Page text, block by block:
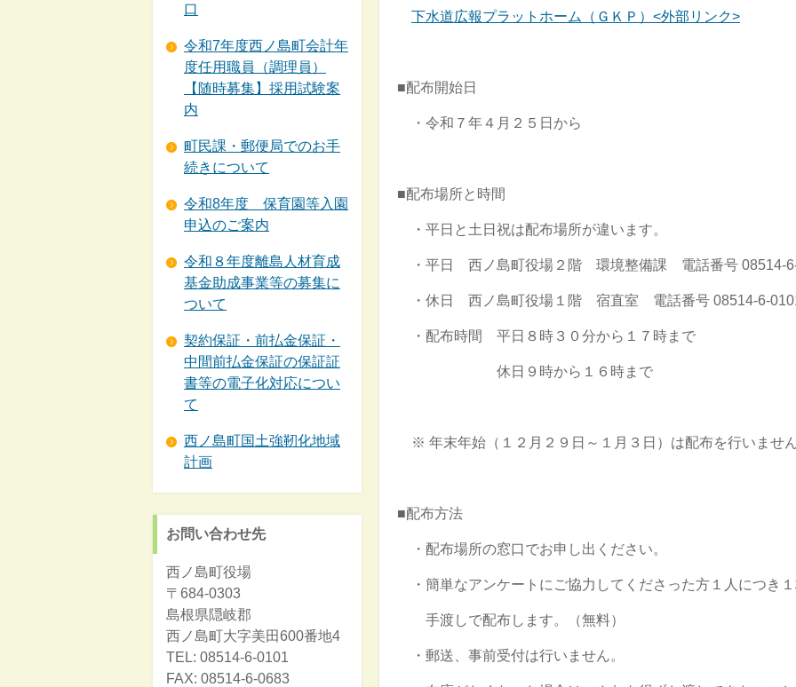
下水道広報プラットホーム（ＧＫＰ）<外部リンク>
■配布開始日
・令和７年４月２５日から
■配布場所と時間
・平日と土日祝は配布場所が違います。
・平日 西ノ島町役場２階 環境整備課 電話番号 08514-
・休日 西ノ島町役場１階 宿直室 電話番号 08514-6-
・配布時間 平日８時３０分から１７時まで
休日９時から１６時まで
※ 年末年始（１２月２９日～１月３日）は配布を行いません
■配布方法
・配布場所の窓口でお申し出ください。
・簡単なアンケートにご協力してくださった方１人につき
手渡しで配布します。（無料）
・郵送、事前受付は行いません。
口
令和7年度西ノ島町会計年
度任用職員（調理員）
【随時募集】採用試験案
内
町民課・郵便局でのお手
続きについて
令和8年度 保育園等入園
申込のご案内
令和８年度離島人材育成
基金助成事業等の募集に
ついて
契約保証・前払金保証・
中間前払金保証の保証証
書等の電子化対応につい
て
西ノ島町国土強靭化地域
計画
お問い合わせ先
西ノ島町役場
〒684-0303
島根県隠岐郡
西ノ島町大字美田600番地4
TEL: 08514-6-0101
FAX: 08514-6-0683